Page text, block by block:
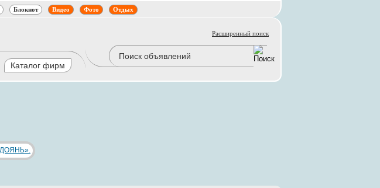
Блокнот Видео Фото Отдых
Расширенный поиск
Каталог фирм